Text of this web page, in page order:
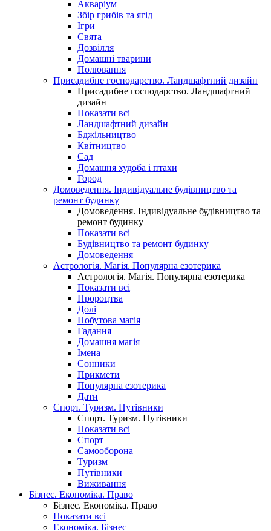
Акваріум
Збір грибів та ягід
Ігри
Свята
Дозвілля
Домашні тварини
Полювання
Присадибне господарство. Ландшафтний дизайн
Присадибне господарство. Ландшафтний
дизайн
Показати всі
Ландшафтний дизайн
Бджільництво
Квітництво
Сад
Домашня худоба і птахи
Город
Домоведення. Індивідуальне будівництво та
ремонт будинку
Домоведення. Індивідуальне будівництво та
ремонт будинку
Показати всі
Будівництво та ремонт будинку
Домоведення
Астрологія. Магія. Популярна езотерика
Астрологія. Магія. Популярна езотерика
Показати всі
Пророцтва
Долі
Побутова магія
Гадання
Домашня магія
Імена
Сонники
Прикмети
Популярна езотерика
Дати
Спорт. Туризм. Путівники
Спорт. Туризм. Путівники
Показати всі
Спорт
Самооборона
Туризм
Путівники
Виживання
Бізнес. Економіка. Право
Бізнес. Економіка. Право
Показати всі
Економіка. Бізнес